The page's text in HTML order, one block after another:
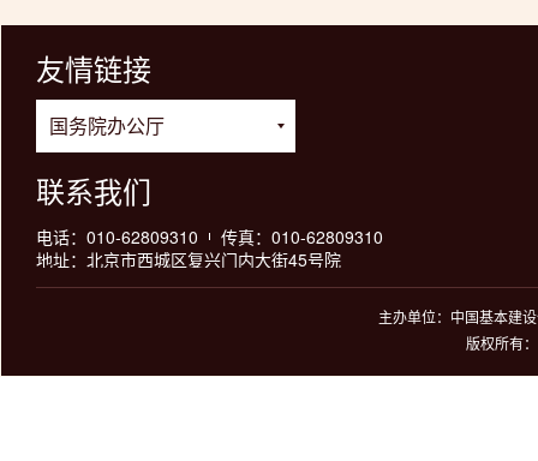
友情链接
联系我们
电话：010-62809310
传真：010-62809310
地址：北京市西城区复兴门内大街45号院
主办单位：中国基本建
版权所有